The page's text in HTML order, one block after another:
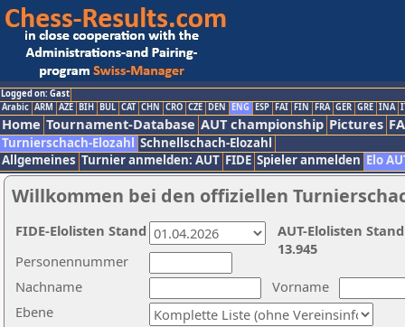
Logged on: Gast
Arabic ARM AZE BIH BUL CAT CHN CRO CZE DEN ENG ESP FAI FIN FRA GER GRE INA
Home Tournament-Database AUT championship Pictures
Turnierschach-Elozahl Schnellschach-Elozahl
Allgemeines Turnier anmelden: AUT FIDE Spieler anmelden Elo
Willkommen bei den offiziellen
Nachname
Vorname
Ebene
Personennummer
AUT-Elolisten
13.945
FIDE-Elolisten Stand